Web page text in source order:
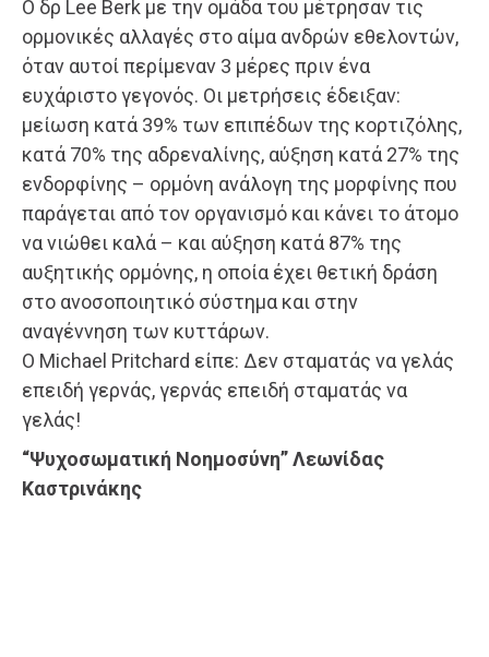
Ο δρ Lee Berk με την ομάδα του μέτρησαν τις
ορμονικές αλλαγές στο αίμα ανδρών εθελοντών,
όταν αυτοί περίμεναν 3 μέρες πριν ένα
ευχάριστο γεγονός. Οι μετρήσεις έδειξαν:
μείωση κατά 39% των επιπέδων της κορτιζόλης,
κατά 70% της αδρεναλίνης, αύξηση κατά 27% της
ενδορφίνης – ορμόνη ανάλογη της μορφίνης που
παράγεται από τον οργανισμό και κάνει το άτομο
να νιώθει καλά – και αύξηση κατά 87% της
αυξητικής ορμόνης, η οποία έχει θετική δράση
στο ανοσοποιητικό σύστημα και στην
αναγέννηση των κυττάρων.
Ο Michael Pritchard είπε: Δεν σταματάς να γελάς
επειδή γερνάς, γερνάς επειδή σταματάς να
γελάς!
“Ψυχοσωματική Νοημοσύνη” Λεωνίδας
Καστρινάκης